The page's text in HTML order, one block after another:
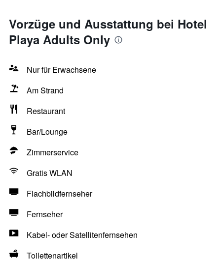
Vorzüge und Ausstattung bei Hotel
Playa Adults Only
Nur für Erwachsene
Am Strand
Restaurant
Bar/Lounge
Zimmerservice
Gratis WLAN
Flachbildfernseher
Fernseher
Kabel- oder Satellitenfernsehen
Toilettenartikel